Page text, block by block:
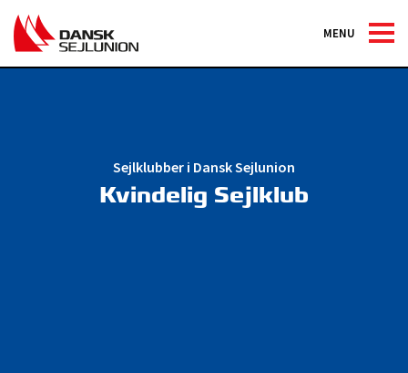
MENU
Sejlklubber i Dansk Sejlunion
Kvindelig Sejlklub